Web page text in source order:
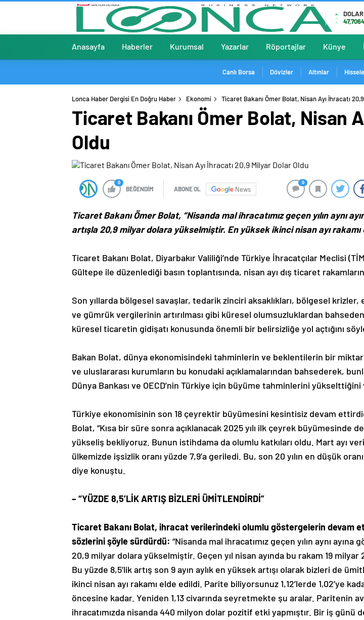
DOLAR
Anasayfa Haberler Kurumsal Yazarlar Röportajlar Künye
Canlı Borsa Dövizler Altınlar
Lonca Haber Dergisi En Doğru Haber Ekonomi Ticaret Bakanı Ömer Bolat, Nisan Ayı İhracatı
Ticaret Bakanı Ömer Bolat, Nisan
Oldu
0
BEĞENDİM ABONE OL News
0
Ticaret Bakanı Ömer Bolat, “Nisanda mal ihracatımız geçen yılın aynı
artışla 20,9 milyar dolara yükselmiştir. En yüksek ikinci nisan ayı rakamı
Ticaret Bakanı Bolat, Diyarbakır Valiliği’nde Türkiye İhracatçılar Meclisi
Gültepe ile düzenlediği basın toplantısında, nisan ayı dış ticaret
Son yıllarda bölgesel savaşlar, tedarik zinciri aksaklıkları, bölgesel krizler,
ve gümrük vergilerinin artırılması gibi küresel olumsuzluklardan
küresel ticaretin gidişatı konusunda önemli bir belirsizliğe yol açtığını
Bakan Bolat, dünya ekonomisindeki tahminlerin ve beklentilerin bir miktar
ve uluslararası kurumların bu konudaki açıklamalarından bahsederek,
Dünya Bankası ve OECD’nin Türkiye için büyüme tahminlerini yükselttiğini
Türkiye ekonomisinin son 18 çeyrektir büyümesini kesintisiz devam
Bolat, “Kısa bir süre sonra açıklanacak 2025 yılı ilk çeyrek büyümesinde
yükseliş bekliyoruz. Bunun istihdama da olumlu katkıları oldu. Mart ayı
ülkemizde işsizlik oranı yüzde 7,9’a geriledi. Bu, son 20 yılın en düşük
diye konuştu.
– “YÜZDE 8,5’LİK ARTIŞ BİZLERİ ÜMİTLENDİRDİ”
Ticaret Bakanı Bolat, ihracat verilerindeki olumlu göstergelerin devam
sözlerini şöyle sürdürdü: “Nisanda mal ihracatımız geçen yılın aynı ayına
20,9 milyar dolara yükselmiştir. Geçen yıl nisan ayında bu rakam 19 milyar
Bu yüzde 8,5’lik artış son 9 ayın aylık en yüksek artışı olarak bizleri de
ikinci nisan ayı rakamı elde edildi. Parite biliyorsunuz 1,12’lerde 1,02’ye
öncesine kadar. Yeniden 1,13 civarında seyretmekte şu aralar. Paritenin
ihracatımızda nisanda 440 milyon dolar pozitif etki yapmıştır. Bir iş günü